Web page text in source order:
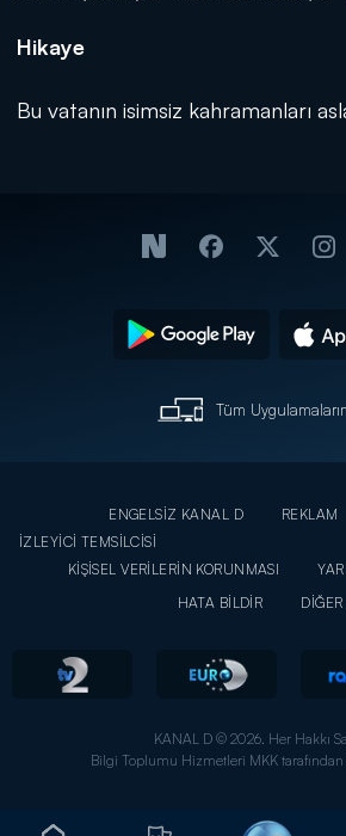
Hikaye
Bu vatanın isimsiz kahramanları
Tüm
ENGELSİZ KANAL D REKLAM
İZLEYİCİ TEMSİLCİSİ
KİŞİSEL VERİLERİN KORUNMASI
HATA BİLDİR
DİĞER
KANAL D © 2026. Her Hakkı
Bilgi Toplumu Hizmetleri MKK tarafından